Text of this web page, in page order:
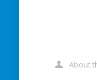
About